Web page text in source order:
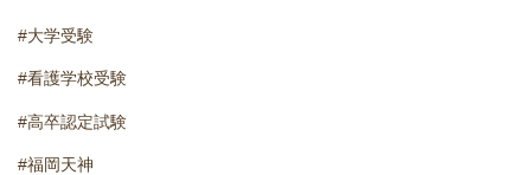
#大学受験
#看護学校受験
#高卒認定試験
#福岡天神